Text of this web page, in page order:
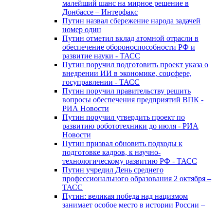
малейший шанс на мирное решение в
Донбассе – Интерфакс
Путин назвал сбережение народа задачей
номер один
Путин отметил вклад атомной отрасли в
обеспечение обороноспособности РФ и
развитие науки - ТАСС
Путин поручил подготовить проект указа о
внедрении ИИ в экономике, соцсфере,
госуправлении - ТАСС
Путин поручил правительству решить
вопросы обеспечения предприятий ВПК -
РИА Новости
Путин поручил утвердить проект по
развитию робототехники до июля - РИА
Новости
Путин призвал обновить подходы к
подготовке кадров, к научно-
технологическому развитию РФ - ТАСС
Путин учредил День среднего
профессионального образования 2 октября –
ТАСС
Путин: великая победа над нацизмом
занимает особое место в истории России –